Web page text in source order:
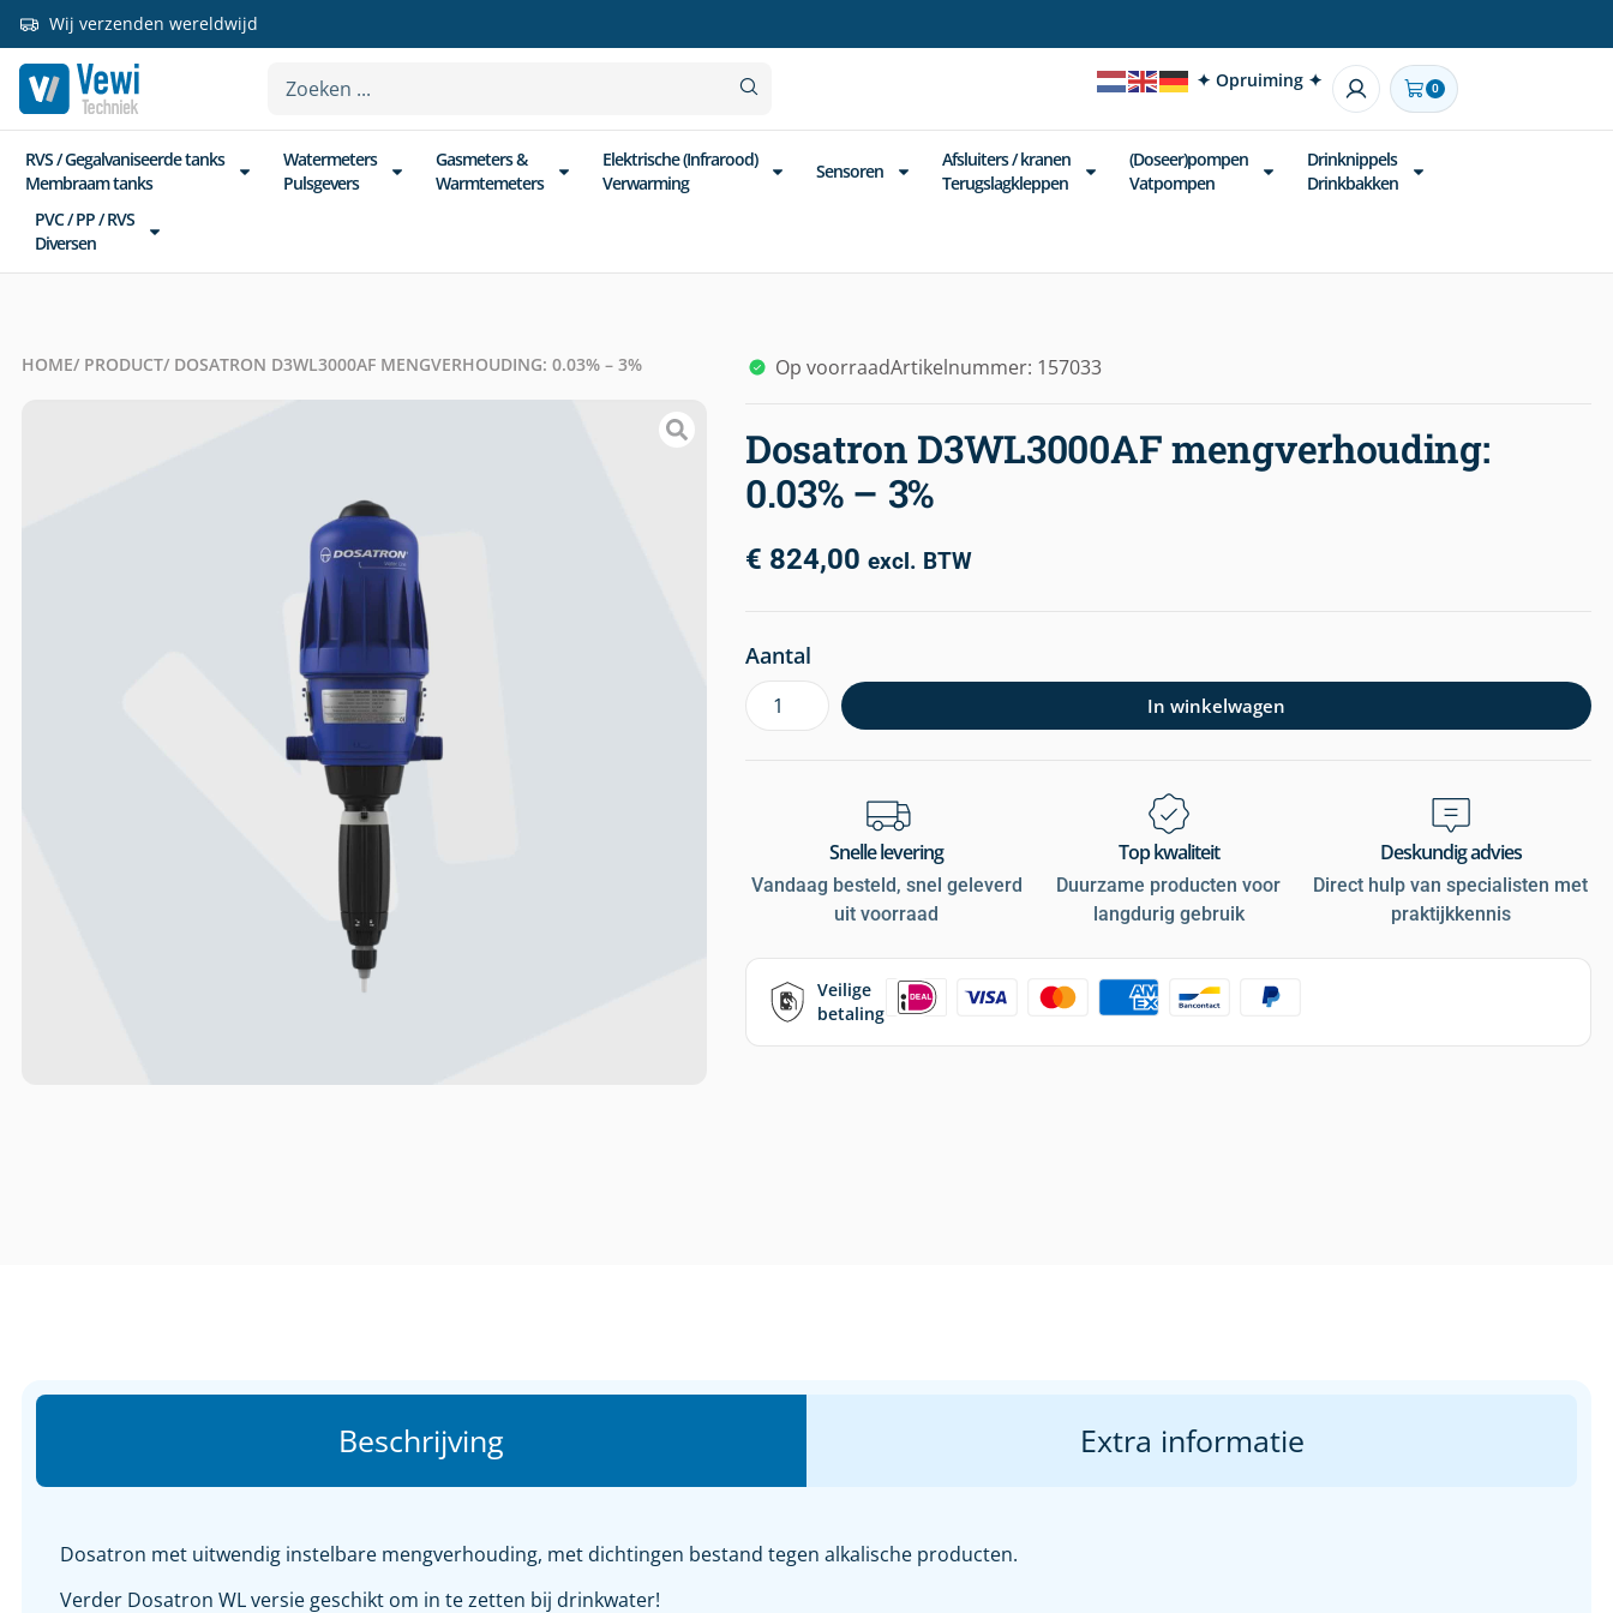
Wij verzenden wereldwijd
✦ Opruiming ✦ 0
RVS / Gegalvaniseerde tanks
Membraam tanks
Watermeters
Pulsgevers
Gasmeters &
Warmtemeters
Elektrische (Infrarood)
Verwarming
Sensoren
Afsluiters / kranen
Terugslagkleppen
(Doseer)pompen
Vatpompen
Drinknippels
Drinkbakken
PVC / PP / RVS
Diversen
HOME/ PRODUCT/ DOSATRON D3WL3000AF MENGVERHOUDING: 0.03% – 3% Op voorraadArtikelnummer: 157033
Dosatron D3WL3000AF mengverhouding:
0.03% – 3%
€ 824,00 excl. BTW
Aantal
In winkelwagen
Snelle levering
Vandaag besteld, snel geleverd
uit voorraad
Top kwaliteit
Duurzame producten voor
langdurig gebruik
Deskundig advies
Direct hulp van specialisten met
praktijkkennis
Veilige
betaling
Beschrijving Extra informatie
Dosatron met uitwendig instelbare mengverhouding, met dichtingen bestand tegen alkalische producten.
Verder Dosatron WL versie geschikt om in te zetten bij drinkwater!